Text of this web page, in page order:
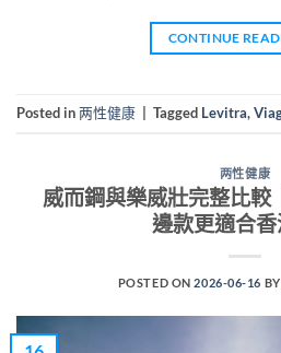
CONTINUE
Posted in两性健康 Tagged Levitra,
两性健康
威而鋼與樂威壯完整比較
邊款更適合
POSTED ON2026-06-16 BY